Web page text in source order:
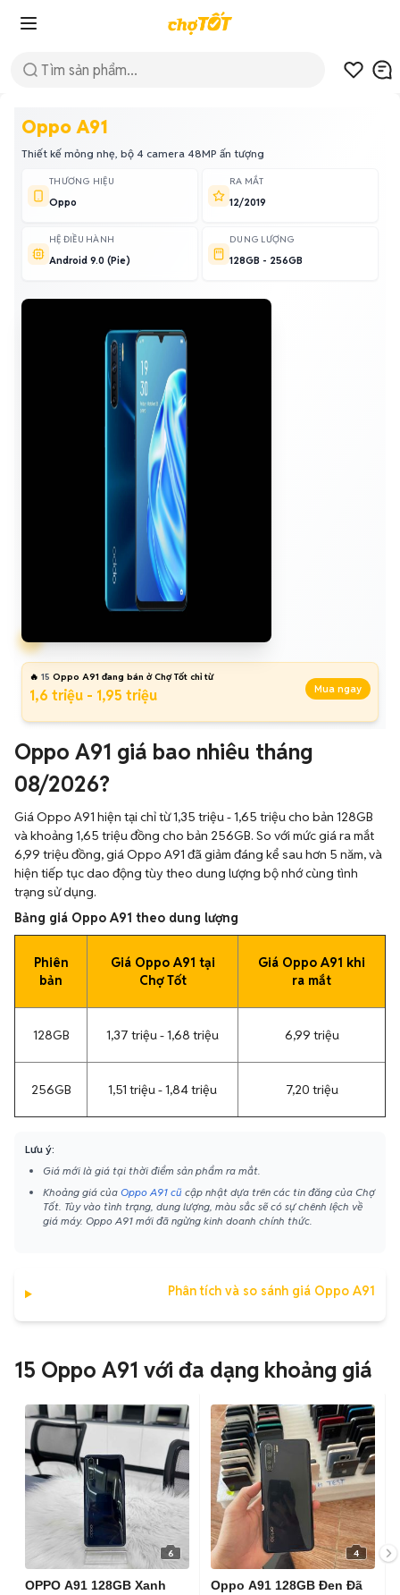
Oppo A91
Thiết kế mỏng nhẹ, bộ 4 camera 48MP ấn tượng
THƯƠNG HIỆU
Oppo
RA MẮT
12/2019
HỆ ĐIỀU HÀNH
Android 9.0 (Pie)
DUNG LƯỢNG
128GB - 256GB
🔥 15 Oppo A91 đang bán ở Chợ Tốt chỉ từ
1,6 triệu - 1,95 triệu Mua ngay
Oppo A91 giá bao nhiêu tháng
08/2026?
Giá Oppo A91 hiện tại chỉ từ 1,35 triệu - 1,65 triệu cho bản 128GB
và khoảng 1,65 triệu đồng cho bản 256GB. So với mức giá ra mắt
6,99 triệu đồng, giá Oppo A91 đã giảm đáng kể sau hơn 5 năm, và
hiện tiếp tục dao động tùy theo dung lượng bộ nhớ cùng tình
trạng sử dụng.
Bảng giá Oppo A91 theo dung lượng
Phiên
bản
Giá Oppo A91 tại
Chợ Tốt
Giá Oppo A91 khi
ra mắt
128GB 1,37 triệu - 1,68 triệu 6,99 triệu
256GB 1,51 triệu - 1,84 triệu 7,20 triệu
Lưu ý:
Giá mới là giá tại thời điểm sản phẩm ra mắt.
Khoảng giá của Oppo A91 cũ cập nhật dựa trên các tin đăng của Chợ
Tốt. Tùy vào tình trạng, dung lượng, màu sắc sẽ có sự chênh lệch về
giá máy. Oppo A91 mới đã ngừng kinh doanh chính thức.
Phân tích và so sánh giá Oppo A91
15 Oppo A91 với đa dạng khoảng giá
6
OPPO A91 128GB Xanh
4
Oppo A91 128GB Đen Đã